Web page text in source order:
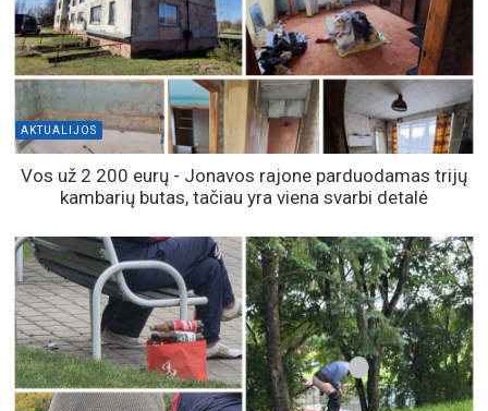
AKTUALIJOS
Vos už 2 200 eurų - Jonavos rajone parduodamas trijų
kambarių butas, tačiau yra viena svarbi detalė